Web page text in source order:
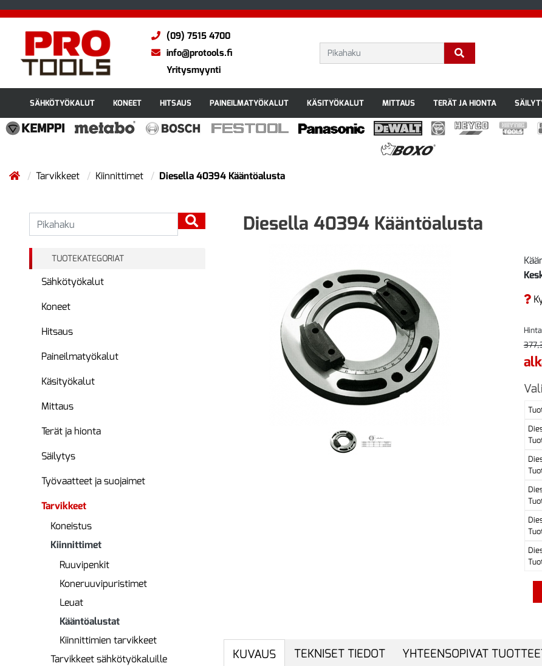
(09) 7515 4700
info@protools.fi
Yritysmyynti
SÄHKÖTYÖKALUT KONEET HITSAUS PAINEILMATYÖKALUT KÄSITYÖKALUT MITTAUS TERÄT JA HIONTA
Tarvikkeet Kiinnittimet Diesella 40394 Kääntöalusta
TUOTEKATEGORIAT
Sähkötyökalut
Koneet
Hitsaus
Paineilmatyökalut
Käsityökalut
Mittaus
Terät ja hionta
Säilytys
Työvaatteet ja suojaimet
Tarvikkeet
Koneistus
Kiinnittimet
Ruuvipenkit
Koneruuvipuristimet
Leuat
Kääntöalustat
Kiinnittimien tarvikkeet
Tarvikkeet sähkötyökaluille
Diesella 40394 Kääntöalusta
KUVAUS TEKNISET TIEDOT YHTEENSOPIVAT